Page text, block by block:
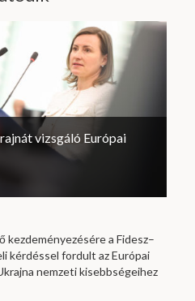
vizsgáló Európai
kezdeményezésére a Fidesz–
kérdéssel fordult az Európai
nemzeti kisebbségeihez